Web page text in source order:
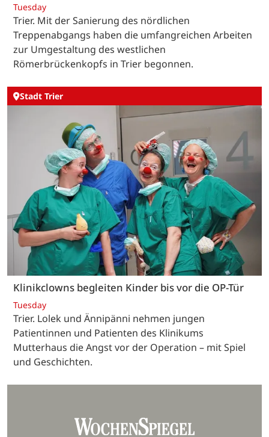
Tuesday
Trier. Mit der Sanierung des nördlichen
Treppenabgangs haben die umfangreichen Arbeiten
zur Umgestaltung des westlichen
Römerbrückenkopfs in Trier begonnen.
Stadt Trier
Klinikclowns begleiten Kinder bis vor die OP-Tür
Tuesday
Trier. Lolek und Ännipänni nehmen jungen
Patientinnen und Patienten des Klinikums
Mutterhaus die Angst vor der Operation – mit Spiel
und Geschichten.